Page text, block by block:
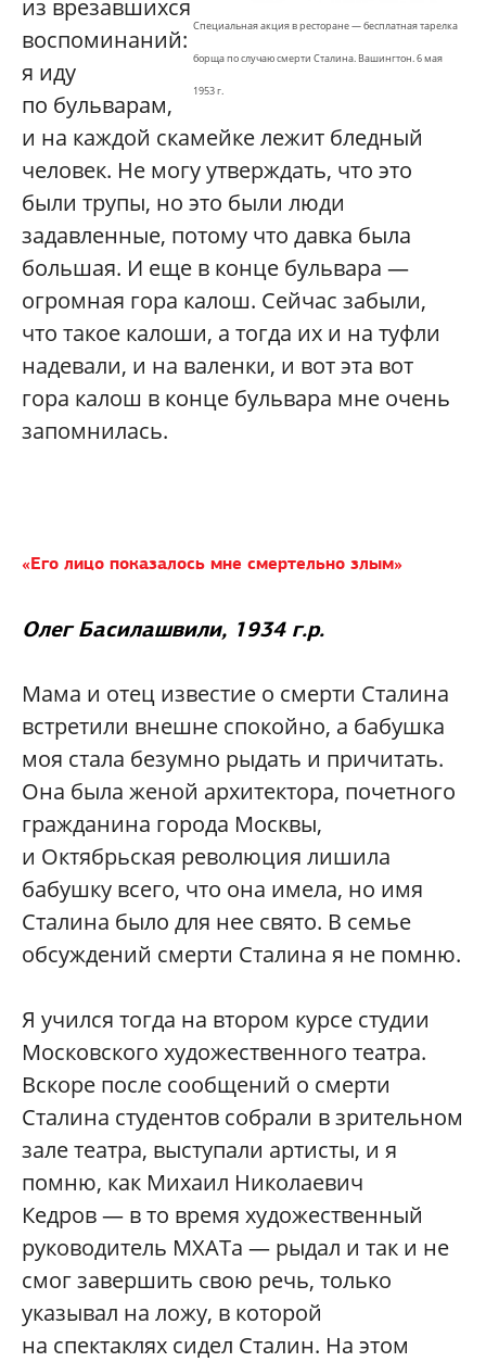
Специальная акция в ресторане — бесплатная тарелка
борща по случаю смерти Сталина. Вашингтон. 6 мая
1953 г.
из врезавшихся
воспоминаний:
я иду
по бульварам,
и на каждой скамейке лежит бледный
человек. Не могу утверждать, что это
были трупы, но это были люди
задавленные, потому что давка была
большая. И еще в конце бульвара —
огромная гора калош. Сейчас забыли,
что такое калоши, а тогда их и на туфли
надевали, и на валенки, и вот эта вот
гора калош в конце бульвара мне очень
запомнилась.
«Его лицо показалось мне смертельно злым»
Олег Басилашвили, 1934 г.р.
Мама и отец известие о смерти Сталина
встретили внешне спокойно, а бабушка
моя стала безумно рыдать и причитать.
Она была женой архитектора, почетного
гражданина города Москвы,
и Октябрьская революция лишила
бабушку всего, что она имела, но имя
Сталина было для нее свято. В семье
обсуждений смерти Сталина я не помню.
Я учился тогда на втором курсе студии
Московского художественного театра.
Вскоре после сообщений о смерти
Сталина студентов собрали в зрительном
зале театра, выступали артисты, и я
помню, как Михаил Николаевич
Кедров — в то время художественный
руководитель МХАТа — рыдал и так и не
смог завершить свою речь, только
указывал на ложу, в которой
на спектаклях сидел Сталин. На этом